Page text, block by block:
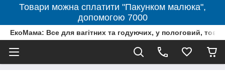
Товари можна сплатити "Пакунком малюка",
допомогою 7000
ЕкоМама: Все для вагітних та годуючих, у пологовий,